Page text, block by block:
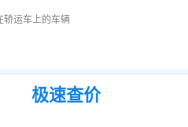
轿运车上的车辆
极速查价